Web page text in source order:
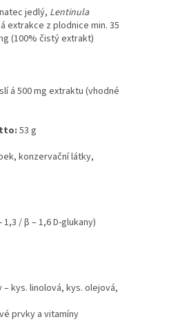
jedlý, Lentinula
extrakce z plodnice min. 35
(100% čistý extrakt)
á 500 mg extraktu (vhodné
53 g
konzervační látky,
/ β – 1,6 D-glukany)
– kys. linolová, kys. olejová,
prvky a vitamíny